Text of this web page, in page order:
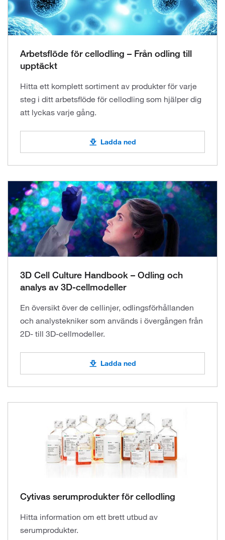
Arbetsflöde för cellodling – Från odling till
upptäckt
Hitta ett komplett sortiment av produkter för varje
steg i ditt arbetsflöde för cellodling som hjälper dig
att lyckas varje gång.
Ladda ned
3D Cell Culture Handbook – Odling och
analys av 3D-cellmodeller
En översikt över de cellinjer, odlingsförhållanden
och analystekniker som används i övergången från
2D- till 3D-cellmodeller.
Ladda ned
Cytivas serumprodukter för cellodling
Hitta information om ett brett utbud av
serumprodukter.